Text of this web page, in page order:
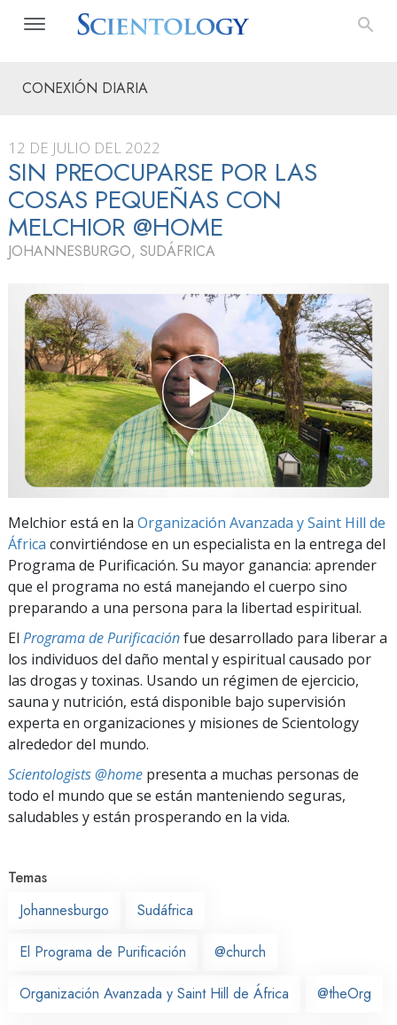
CONEXIÓN DIARIA
12 DE JULIO DEL 2022
SIN PREOCUPARSE POR LAS
COSAS PEQUEÑAS CON
MELCHIOR @HOME
JOHANNESBURGO, SUDÁFRICA
Melchior está en la Organización Avanzada y Saint Hill de
África convirtiéndose en un especialista en la entrega del
Programa de Purificación. Su mayor ganancia: aprender
que el programa no está manejando el cuerpo sino
preparando a una persona para la libertad espiritual.
El Programa de Purificaciónfue desarrollado para liberar a
los individuos del daño mental y espiritual causado por
las drogas y toxinas. Usando un régimen de ejercicio,
sauna y nutrición, está disponible bajo supervisión
experta en organizaciones y misiones de Scientology
alrededor del mundo.
Scientologists @home presenta a muchas personas de
todo el mundo que se están manteniendo seguras,
saludables y están prosperando en la vida.
Temas
Johannesburgo
Sudáfrica
El Programa de Purificación @church
Organización Avanzada y Saint Hill de África @theOrg